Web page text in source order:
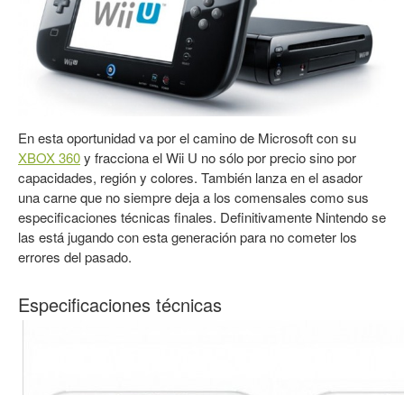
En esta oportunidad va por el camino de Microsoft con su
XBOX 360y fracciona el Wii U no sólo por precio sino por
capacidades, región y colores. También lanza en el asador
una carne que no siempre deja a los comensales como sus
especificaciones técnicas finales. Definitivamente Nintendo se
las está jugando con esta generación para no cometer los
errores del pasado.
Especificaciones técnicas